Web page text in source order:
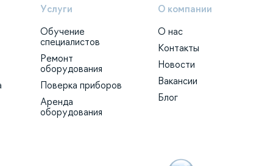
Услуги
Обучение
специалистов
Ремонт
оборудования
Поверка приборов
Аренда
оборудования
О компании
О нас
Контакты
Новости
Вакансии
Блог